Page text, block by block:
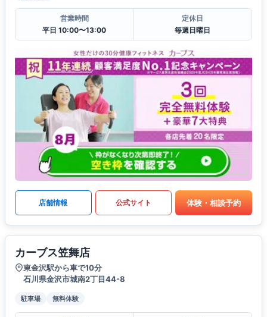
営業時間
平日 10:00〜13:00
定休日
毎週日曜日
店舗情報 公式サイト 体験・相談予約
カーブス笠舞店
東金沢駅から車で10分
石川県金沢市城南2丁目44-8
駐車場 無料体験